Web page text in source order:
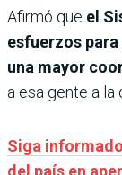
Afirmó que el
esfuerzos
una mayor
a esa gente a la
Siga
del país en